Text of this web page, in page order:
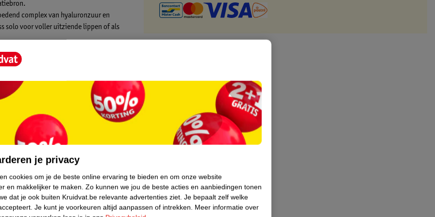
complex van hyaluronzuur en
solo voor voller uitziende lippen of als
applicator die je lippen pampert.
je privacy
cookies om je de beste online ervaring te bieden en om onze website
en makkelijker te maken. Zo kunnen we jou de beste acties en aanbiedingen tonen
dat je ook buiten Kruidvat.be relevante advertenties ziet. Je bepaalt zelf welke
Je kunt je voorkeuren altijd aanpassen of intrekken. Meer informatie over